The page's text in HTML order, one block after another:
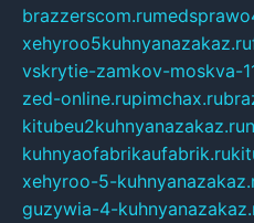
brazzerscom.ru
xehyroo5kuhnyanazakaz.ru
vskrytie-zamkov-moskva-
zed-online.rupimchax.ru
kitubeu2kuhnyanazakaz.ru
kuhnyaofabrikaufabrik.ru
xehyroo-5-
guzywia-4-